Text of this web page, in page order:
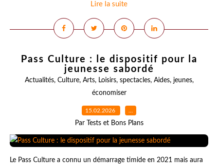
Lire la suite
Pass Culture : le dispositif pour la
jeunesse sabordé
Actualités, Culture, Arts, Loisirs, spectacles, Aides, jeunes,
économiser
15.02.2026 …
Par Tests et Bons Plans
Le Pass Culture a connu un démarrage timide en 2021 mais aura